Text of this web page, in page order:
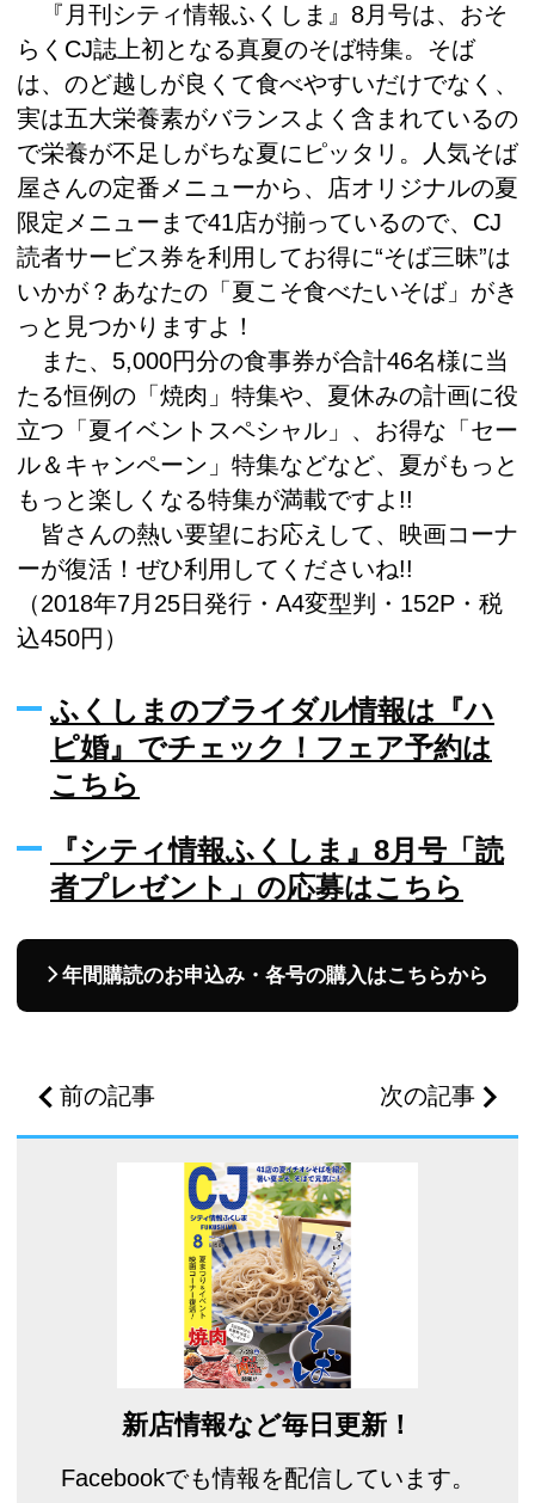
『月刊シティ情報ふくしま』8月号は、おそ
らくCJ誌上初となる真夏のそば特集。そば
は、のど越しが良くて食べやすいだけでなく、
実は五大栄養素がバランスよく含まれているの
で栄養が不足しがちな夏にピッタリ。人気そば
屋さんの定番メニューから、店オリジナルの夏
限定メニューまで41店が揃っているので、CJ
読者サービス券を利用してお得に“そば三昧”は
いかが？あなたの「夏こそ食べたいそば」がき
っと見つかりますよ！
また、5,000円分の食事券が合計46名様に当
たる恒例の「焼肉」特集や、夏休みの計画に役
立つ「夏イベントスペシャル」、お得な「セー
ル＆キャンペーン」特集などなど、夏がもっと
もっと楽しくなる特集が満載ですよ!!
皆さんの熱い要望にお応えして、映画コーナ
ーが復活！ぜひ利用してくださいね!!
（2018年7月25日発行・A4変型判・152P・税
込450円）
ふくしまのブライダル情報は『ハ
ピ婚』でチェック！フェア予約は
こちら
『シティ情報ふくしま』8月号「読
者プレゼント」の応募はこちら
年間購読のお申込み・各号の購入はこちらから
前の記事 次の記事
新店情報など毎日更新！
Facebookでも情報を配信しています。